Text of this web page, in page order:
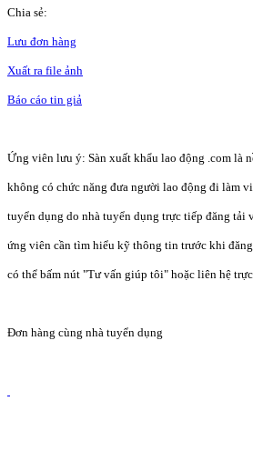
Chia sẻ:
Lưu đơn hàng
Xuất ra file ảnh
Báo cáo tin giả
Ứng viên lưu ý: Sàn xuất khẩu lao động .com là
không có chức năng đưa người lao động đi làm
tuyển dụng do nhà tuyển dụng trực tiếp đăng tải
ứng viên cần tìm hiểu kỹ thông tin trước khi
có thể bấm nút "Tư vấn giúp tôi" hoặc liên hệ
Đơn hàng cùng nhà tuyển dụng